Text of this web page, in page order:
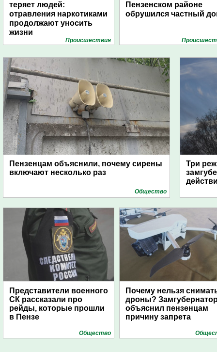
теряет людей:
отравления наркотиками
продолжают уносить
жизни
Проиcшествия
Пензенском районе
обрушился частный
Пензенцам объяснили, почему сирены
включают несколько раз
Общество
Три
Представители военного
СК рассказали про
рейды, которые прошли
в Пензе
Общество
Почему нельзя
дроны?
объяснил пензенцам
причину запрета